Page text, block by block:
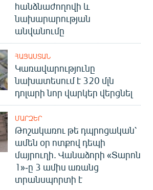
կայքերը
հանձնաժողովի և
նախարարության
անվանումը
ՀԱՅԱՍՏԱՆ
Կառավարությունը
նախատեսում է 320 մլն
դոլարի նոր վարկեր վերցնել
ՄԱՐԶԵՐ
Թոշակառու թե դպրոցական՝
ամեն օր ոտքով դեպի
մայրուղի. Վանաձորի «Տարոն
1»-ը 3 ամիս առանց
տրանսպորտի է